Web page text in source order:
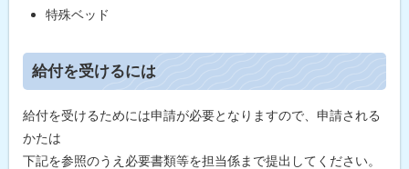
特殊ベッド
ト
ッ
プ
に
戻
給付を受けるには
給付を受けるためには申請が必要となりますので、申請される
かたは
下記を参照のうえ必要書類等を担当係まで提出してください。